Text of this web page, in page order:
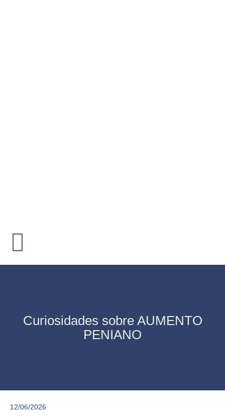
Curiosidades sobre AUMENTO
PENIANO
12/06/2026